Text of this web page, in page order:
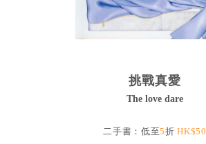
信徒生活
教會事工
見證／傳記
挑戰真愛
The love dare
二手書：低至5折HK$50